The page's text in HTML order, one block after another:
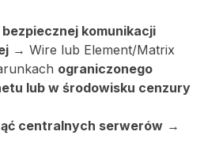
bezpiecznej komunikacji
→ Wire lub Element/Matrix
ograniczonego
lub w środowisku cenzury
centralnych serwerów →